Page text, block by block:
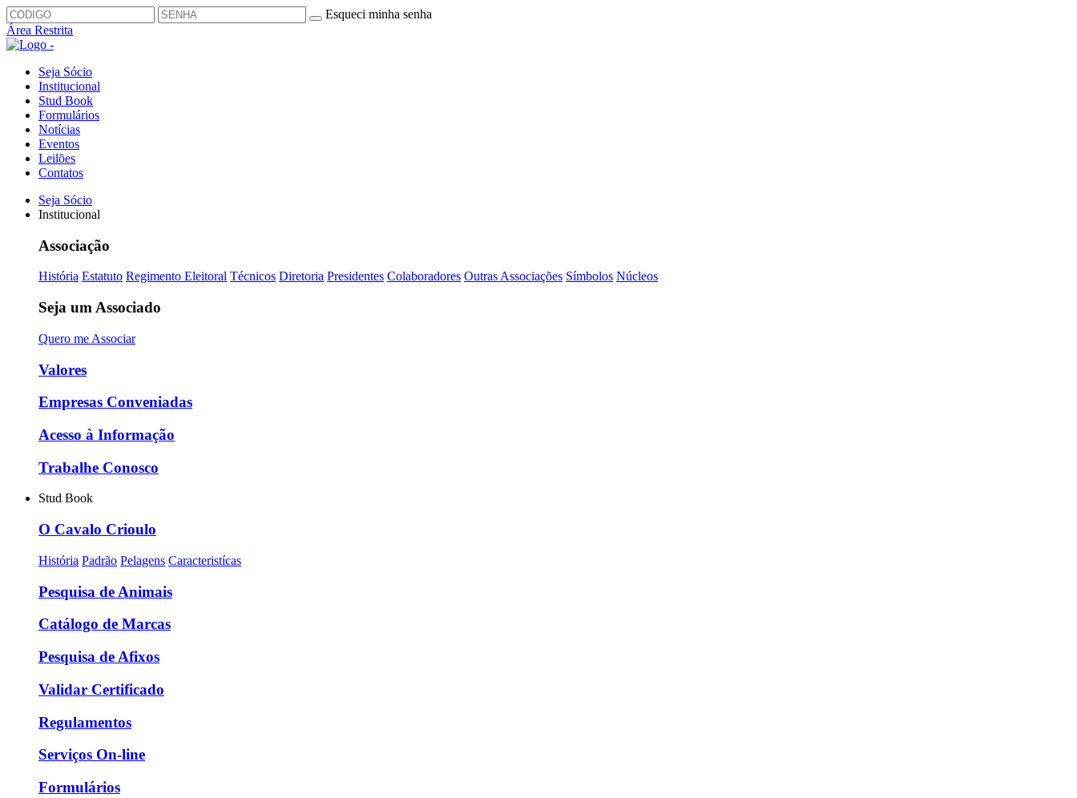
Esqueci minha senha
Área Restrita
Seja Sócio
Institucional
Stud Book
Formulários
Notícias
Eventos
Leilões
Contatos
Seja Sócio
Institucional
Associação
História Estatuto Regimento Eleitoral Técnicos Diretoria Presidentes Colaboradores Outras Associações Símbolos Núcleos
Seja um Associado
Quero me Associar
Valores
Empresas Conveniadas
Acesso à Informação
Trabalhe Conosco
Stud Book
O Cavalo Crioulo
História Padrão Pelagens Caracteristícas
Pesquisa de Animais
Catálogo de Marcas
Pesquisa de Afixos
Validar Certificado
Regulamentos
Serviços On-line
Formulários